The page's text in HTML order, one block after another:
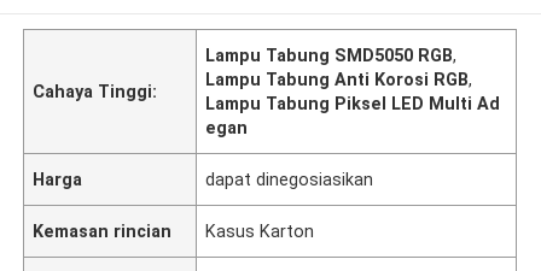
Cahaya Tinggi:
Lampu Tabung SMD5050 RGB,
Lampu Tabung Anti Korosi RGB,
Lampu Tabung Piksel LED Multi Ad
egan
Harga dapat dinegosiasikan
Kemasan rincian Kasus Karton